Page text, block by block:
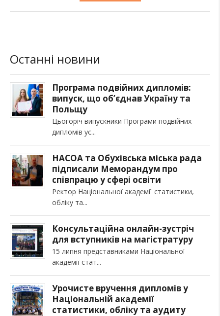
Останні новини
Програма подвійних дипломів:
випуск, що об’єднав Україну та
Польщу
Цьогоріч випускники Програми подвійних
дипломів ус
НАСОА та Обухівська міська рада
підписали Меморандум про
співпрацю у сфері освіти
Ректор Національної академії статистики,
обліку та
Консультаційна онлайн-зустріч
для вступників на магістратуру
15 липня представниками Національної
академії стат
Урочисте вручення дипломів у
Національній академії
статистики, обліку та аудиту